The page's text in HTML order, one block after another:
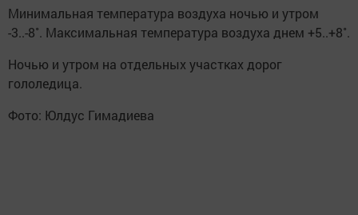
Минимальная температура воздуха ночью и утром
-3..-8˚. Максимальная температура воздуха днем +5..+8˚.
Ночью и утром на отдельных участках дорог
гололедица.
Фото: Юлдус Гимадиева